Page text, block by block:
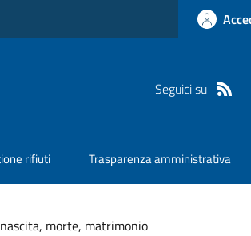
Seguici su
rifiuti Trasparenza amministrativa
morte, matrimonio